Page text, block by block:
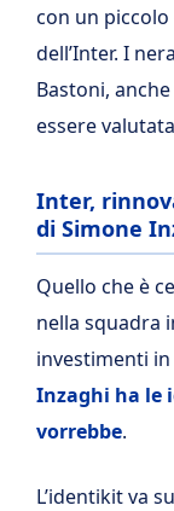
con un
dell’Inter. I
Bastoni,
essere
Inter,
di Simone
Quello che è
nella squadra
investimenti
Inzaghi ha le
vorrebbe.
L’identikit va